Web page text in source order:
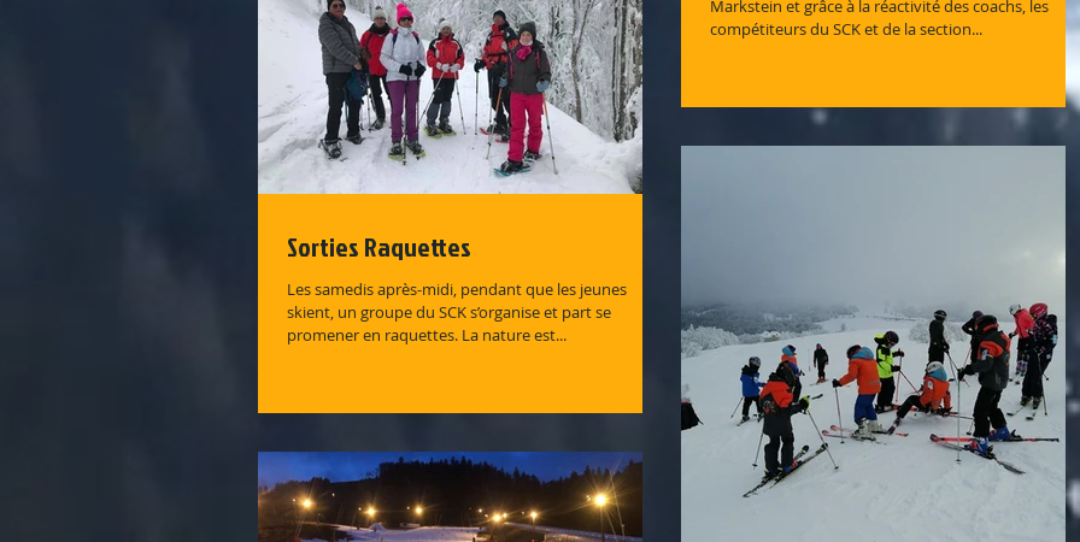
Markstein et grâce à la réactivité des coachs, les
compétiteurs du SCK et de la section...
Sorties Raquettes
Les samedis après-midi, pendant que les jeunes
skient, un groupe du SCK s’organise et part se
promener en raquettes. La nature est...